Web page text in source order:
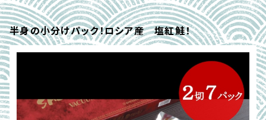
半身の小分けパック！ロシア産 塩紅鮭！